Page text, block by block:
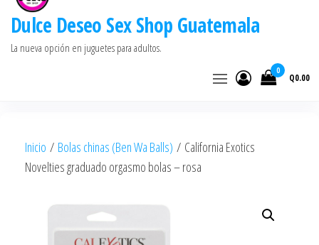
Dulce Deseo Sex Shop Guatemala
La nueva opción en juguetes para adultos.
0
Q0.00
Inicio / Bolas chinas (Ben Wa Balls) / California Exotics
Novelties graduado orgasmo bolas – rosa